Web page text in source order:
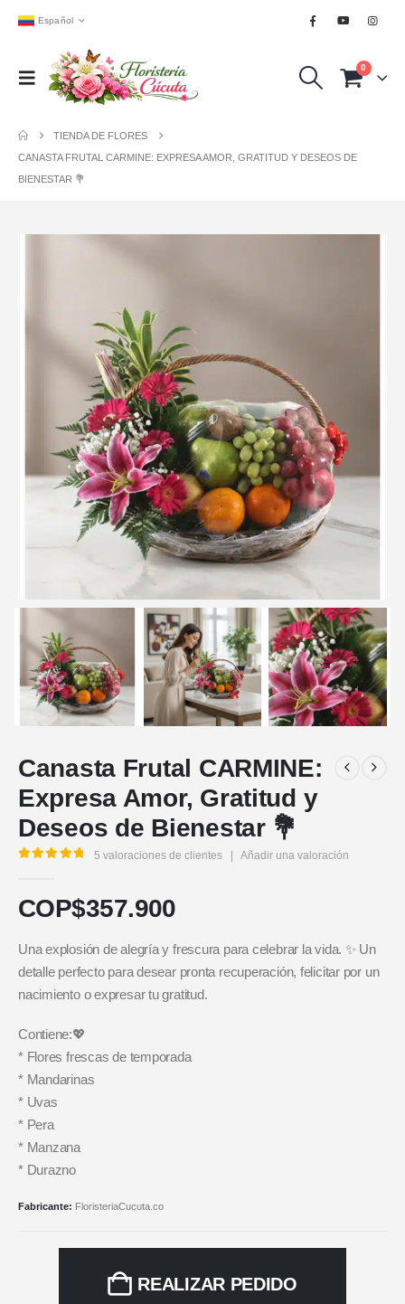
Español
0
TIENDA DE FLORES
CANASTA FRUTAL CARMINE: EXPRESA AMOR, GRATITUD Y DESEOS DE
BIENESTAR 💐
Canasta Frutal CARMINE:
Expresa Amor, Gratitud y
Deseos de Bienestar 💐
5 valoraciones de clientes | Añadir una valoración
COP$357.900
Una explosión de alegría y frescura para celebrar la vida. ✨ Un
detalle perfecto para desear pronta recuperación, felicitar por un
nacimiento o expresar tu gratitud.
Contiene:💖
* Flores frescas de temporada
* Mandarinas
* Uvas
* Pera
* Manzana
* Durazno
Fabricante: FloristeriaCucuta.co
REALIZAR PEDIDO